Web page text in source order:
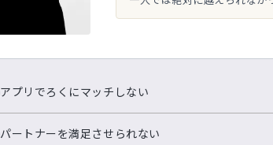
アプリでろくにマッチしない
パートナーを満足させられない